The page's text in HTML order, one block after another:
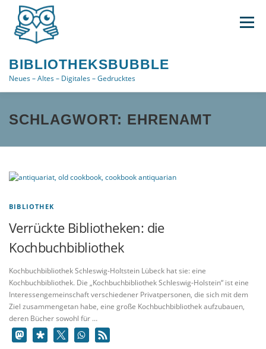
springen
BIBLIOTHEKSBUBBLE
Neues – Altes – Digitales – Gedrucktes
Menü
DATENSCHUTZ / IMPRESSUM
VERWENDETE TAGS
SCHLAGWORT: EHRENAMT
BIBLIOTHEK
Verrückte Bibliotheken: die
Kochbuchbibliothek
Kochbuchbibliothek Schleswig-Holtstein Lübeck hat sie: eine
Kochbuchbibliothek. Die „Kochbuchbibliothek Schleswig-Holstein“ ist eine
Interessengemeinschaft verschiedener Privatpersonen, die sich mit dem
Ziel zusammengetan habe, eine große Kochbuchbibliothek aufzubauen,
deren Bücher sowohl für …